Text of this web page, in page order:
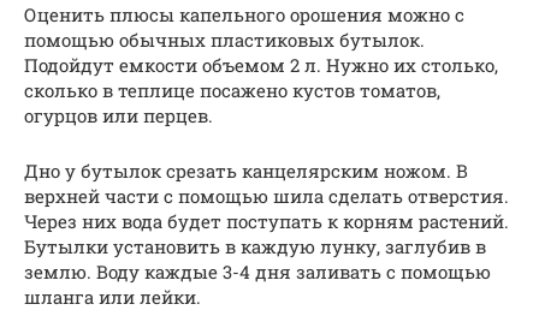
Оценить плюсы капельного орошения можно с
помощью обычных пластиковых бутылок.
Подойдут емкости объемом 2 л. Нужно их столько,
сколько в теплице посажено кустов томатов,
огурцов или перцев.
Дно у бутылок срезать канцелярским ножом. В
верхней части с помощью шила сделать отверстия.
Через них вода будет поступать к корням растений.
Бутылки установить в каждую лунку, заглубив в
землю. Воду каждые 3-4 дня заливать с помощью
шланга или лейки.